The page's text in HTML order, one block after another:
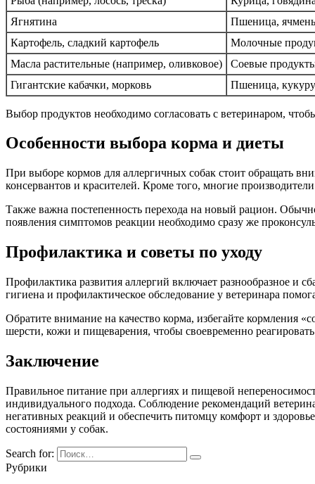
Ягнятина
Пшеница, ячмень
Картофель, сладкий картофель
Молочные
Масла растительные (например, оливковое)
Соевые
Гигантские кабачки, морковь
Пшеница,
Выбор продуктов необходимо согласовать с ветеринаром,
Особенности выбора корма и диеты
При выборе кормов для аллергичных собак стоит обращать
консервантов и красителей. Кроме того, многие
Также важна постепенность перехода на новый рацион.
появления симптомов реакции необходимо сразу же
Профилактика и советы по уходу
Профилактика развития аллергий включает разнообразное и
гигиена и профилактическое обследование у ветеринара
Обратите внимание на качество корма, избегайте кормления
шерсти, кожи и пищеварения, чтобы своевременно
Заключение
Правильное питание при аллергиях и пищевой
индивидуального подхода. Соблюдение рекомендаций
негативных реакций и обеспечить питомцу комфорт и
состояниями у собак.
Search for:
Рубрики